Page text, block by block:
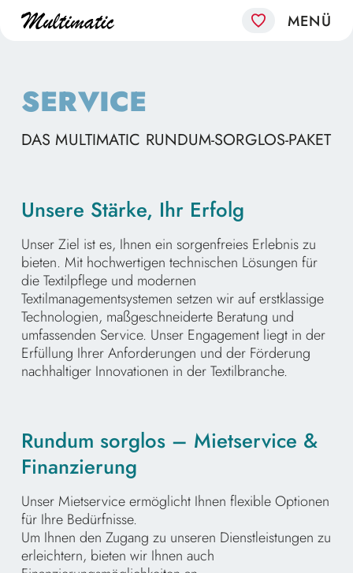
SERVICE
DAS MULTIMATIC RUNDUM-SORGLOS-PAKET
Unsere Stärke, Ihr Erfolg
Unser Ziel ist es, Ihnen ein sorgenfreies Erlebnis zu
bieten. Mit hochwertigen technischen Lösungen für
die Textilpflege und modernen
Textilmanagementsystemen setzen wir auf erstklassige
Technologien, maßgeschneiderte Beratung und
umfassenden Service. Unser Engagement liegt in der
Erfüllung Ihrer Anforderungen und der Förderung
nachhaltiger Innovationen in der Textilbranche.
Rundum sorglos – Mietservice &
Finanzierung
Unser Mietservice ermöglicht Ihnen flexible Optionen
für Ihre Bedürfnisse.
Um Ihnen den Zugang zu unseren Dienstleistungen zu
erleichtern, bieten wir Ihnen auch